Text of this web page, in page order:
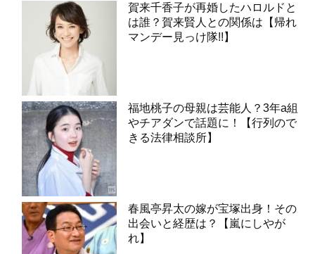
賀来千香子が再婚したハロルドと
は誰？賀来賢人との関係は【帰れ
マンデー見っけ隊!!】
福地桃子の母親は芸能人？3年a組
やチアダンで話題に！【行列ので
きる法律相談所】
春風亭昇太の嫁が宝塚出身！その
出会いと経歴は？【嵐にしやが
れ】